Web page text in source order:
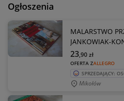
Ogłoszenia
MALARSTWO
JANKOWIAK-
OFERTA ZALLEGRO
23,90zł
SPRZEDAJĄCY:
Mikołów